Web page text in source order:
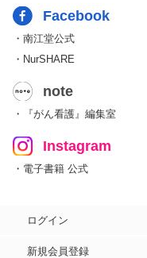
Facebook
・南江堂公式
・NurSHARE
note
・『がん看護』編集室
Instagram
・電子書籍 公式
ログイン
新規会員登録